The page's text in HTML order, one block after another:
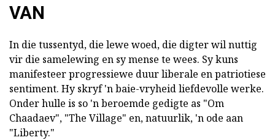
VAN
In die tussentyd, die lewe woed, die digter wil nuttig
vir die samelewing en sy mense te wees. Sy kuns
manifesteer progressiewe duur liberale en patriotiese
sentiment. Hy skryf 'n baie-vryheid liefdevolle werke.
Onder hulle is so 'n beroemde gedigte as "Om
Chaadaev", "The Village" en, natuurlik, 'n ode aan
"Liberty."